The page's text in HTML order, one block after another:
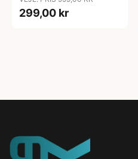
299,00 kr